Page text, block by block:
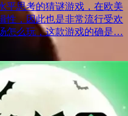
平思考的猜谜游戏，在欧美
性，因此也是非常流行受欢
怎么玩，这款游戏的确是…